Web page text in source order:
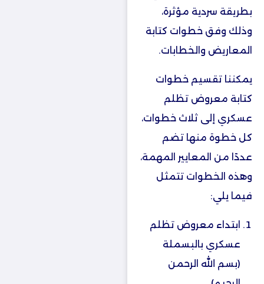
بطريقة سردية مؤثرة،
وذلك وفق خطوات كتابة
المعاريض والخطابات.
يمكننا تقسيم خطوات
كتابة معروض تظلم
عسكري إلى ثلاث خطوات،
كل خطوة منها تضم
عددًا من المعايير المهمة،
وهذه الخطوات تتمثل
فيما يلي:
ابتداء معروض تظلم
عسكري بالبسملة
(بسم الله الرحمن